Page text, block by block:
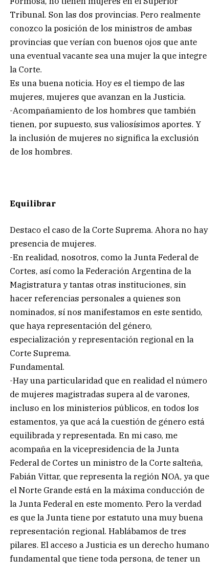
Tribunal. Son las dos provincias. Pero realmente
conozco la posición de los ministros de ambas
provincias que verían con buenos ojos que ante
una eventual vacante sea una mujer la que integre
la Corte.
Es una buena noticia. Hoy es el tiempo de las
mujeres, mujeres que avanzan en la Justicia.
-Acompañamiento de los hombres que también
tienen, por supuesto, sus valiosísimos aportes. Y
la inclusión de mujeres no significa la exclusión
de los hombres.
Equilibrar
Destaco el caso de la Corte Suprema. Ahora no hay
presencia de mujeres.
-En realidad, nosotros, como la Junta Federal de
Cortes, así como la Federación Argentina de la
Magistratura y tantas otras instituciones, sin
hacer referencias personales a quienes son
nominados, sí nos manifestamos en este sentido,
que haya representación del género,
especialización y representación regional en la
Corte Suprema.
Fundamental.
-Hay una particularidad que en realidad el número
de mujeres magistradas supera al de varones,
incluso en los ministerios públicos, en todos los
estamentos, ya que acá la cuestión de género está
equilibrada y representada. En mi caso, me
acompaña en la vicepresidencia de la Junta
Federal de Cortes un ministro de la Corte salteña,
Fabián Vittar, que representa la región NOA, ya que
el Norte Grande está en la máxima conducción de
la Junta Federal en este momento. Pero la verdad
es que la Junta tiene por estatuto una muy buena
representación regional. Hablábamos de tres
pilares. El acceso a Justicia es un derecho humano
fundamental que tiene toda persona, de tener un